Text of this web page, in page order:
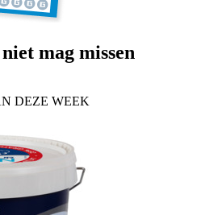
mag missen
DEZE WEEK